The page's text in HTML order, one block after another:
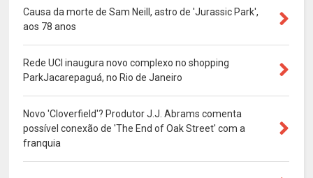
Causa da morte de Sam Neill, astro de 'Jurassic Park',
aos 78 anos
Rede UCI inaugura novo complexo no shopping
ParkJacarepaguá, no Rio de Janeiro
Novo 'Cloverfield'? Produtor J.J. Abrams comenta
possível conexão de 'The End of Oak Street' com a
franquia